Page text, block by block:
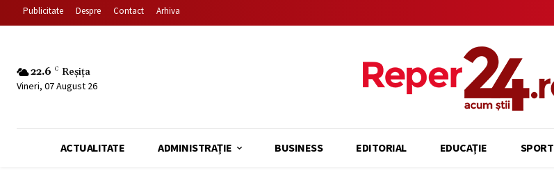
Publicitate Despre Contact Arhiva
22.6 C Reșița
Vineri, 07 August 26
ACTUALITATE ADMINISTRAȚIE BUSINESS EDITORIAL EDUCAȚIE SPORT